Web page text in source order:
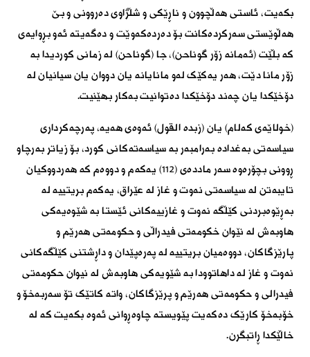
بکەیت، ئاستی هەڵچوون و ناڕێکی و شڵژاوی دەروونی و بێ
هەڵوێستی سەرکردەکانت بۆ دەردەکەوێت و دەگەیتە ئەو بڕوایەی
کە بڵێت (ئەمانە زۆر گوناحن)، جا (گوناحن) لە زمانی کوردیدا بە
زۆر مانا دێت، هەر یەکێک لەو مانایانە یان دووان یان سیانیان لە
دۆخێکدا یان چەند دۆخێکدا دەتوانیت بەکار بهێنیت.
(خولاێەی کەلام) یان (زبدە القول) ئەوەی هەیە، پەرچەکرداری
سیاسەتی بەغدادە بەرامبەر بە سیاسەتەکانی کورد، بۆ زیاتر بەرچاو
ڕوونی بچۆرەوە سەر ماددەی (١١٢) یەکەم و دووەم کە هەردووکیان
تایبەتن لە سیاسەتی نەوت و غاز لە عێراق، یەکەم بریتییە لە
بەڕێوەبردنی کێڵگە نەوت و غازییەکانی ئێستا بە شێوەیەکی
هاوبەش لە نێوان خکومەتی فیدراڵی و حکومەتی هەرێم و
پارێزگاکان، دووەمیان بریتییە لە پەرەپێدان و داڕشتنی کێڵگەکانی
نەوت و غاز لە داهاتوودا بە شێویەکی هاوبەش لە نیوان حکومەتی
فیدرالی و حکومەتی هەرێم و پرێزگاکان، واتە کاتێک تۆ سەربەخۆ و
خۆبەخۆ کارێک دەکەیت پێویستە چاوەڕوانی ئەوە بکەیت کە لە
خاڵێکدا ڕاتبگرن.